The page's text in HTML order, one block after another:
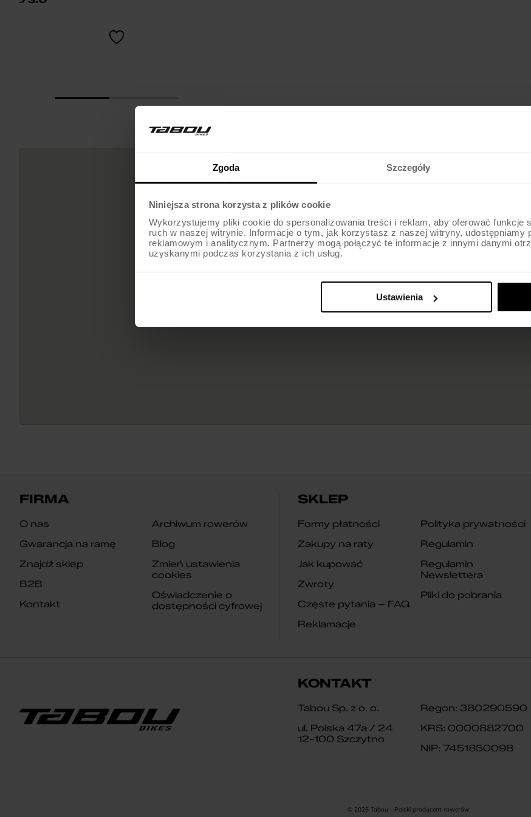
Zgoda Szczegóły
Niniejsza strona korzysta z plików cookie
Wykorzystujemy pliki cookie do spersonalizowania treści i reklam, aby oferować funkcje
ruch w naszej witrynie. Informacje o tym, jak korzystasz z naszej witryny, udostępniamy
reklamowym i analitycznym. Partnerzy mogą połączyć te informacje z innymi danymi
uzyskanymi podczas korzystania z ich usług.
Ustawienia
FIRMA
O nas
Gwarancja na ramę
Znajdź sklep
B2B
Kontakt
Archiwum rowerów
Blog
Zmień ustawienia
cookies
Oświadczenie o
dostępności cyfrowej
SKLEP
Formy płatności
Zakupy na raty
Jak kupować
Zwroty
Częste pytania – FAQ
Reklamacje
Polityka prywatności
Regulamin
Regulamin
Newslettera
Pliki do pobrania
KONTAKT
Tabou Sp. z o. o.
ul. Polska 47a / 24
12-100 Szczytno
Regon: 380290590
KRS: 0000882700
NIP: 7451850098
© 2026 Tabou - Polski producent rowerów